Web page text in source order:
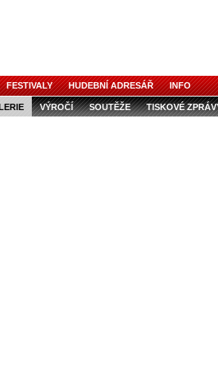
FESTIVALY HUDEBNÍ ADRESÁŘ INFO
VÝROČÍ SOUTĚŽE TISKOVÉ